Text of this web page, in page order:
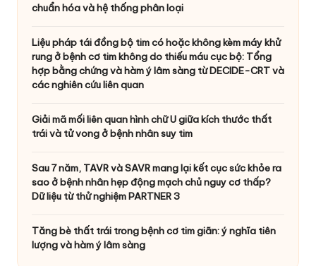
chuẩn hóa và hệ thống phân loại
Liệu pháp tái đồng bộ tim có hoặc không kèm máy khử
rung ở bệnh cơ tim không do thiếu máu cục bộ: Tổng
hợp bằng chứng và hàm ý lâm sàng từ DECIDE-CRT và
các nghiên cứu liên quan
Giải mã mối liên quan hình chữ U giữa kích thước thất
trái và tử vong ở bệnh nhân suy tim
Sau 7 năm, TAVR và SAVR mang lại kết cục sức khỏe ra
sao ở bệnh nhân hẹp động mạch chủ nguy cơ thấp?
Dữ liệu từ thử nghiệm PARTNER 3
Tăng bè thất trái trong bệnh cơ tim giãn: ý nghĩa tiên
lượng và hàm ý lâm sàng